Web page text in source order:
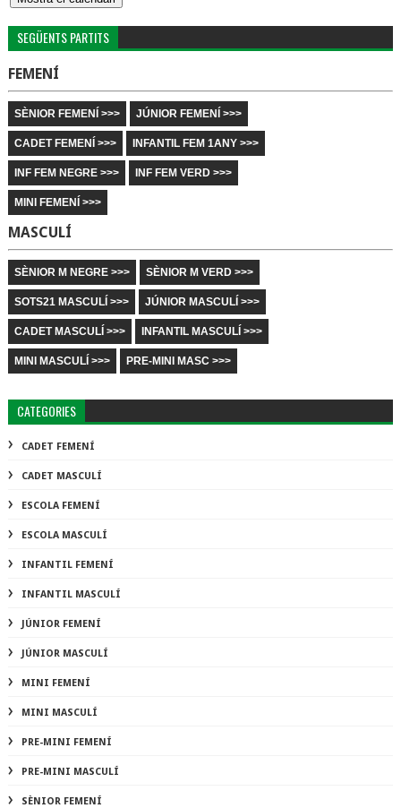
SEGÜENTS PARTITS
FEMENÍ
SÈNIOR FEMENÍ >>> JÚNIOR FEMENÍ >>>
CADET FEMENÍ >>> INFANTIL FEM 1ANY >>>
INF FEM NEGRE >>> INF FEM VERD >>>
MINI FEMENÍ >>>
MASCULÍ
SÈNIOR M NEGRE >>> SÈNIOR M VERD >>>
SOTS21 MASCULÍ >>> JÚNIOR MASCULÍ >>>
CADET MASCULÍ >>> INFANTIL MASCULÍ >>>
MINI MASCULÍ >>> PRE-MINI MASC >>>
CATEGORIES
CADET FEMENÍ
CADET MASCULÍ
ESCOLA FEMENÍ
ESCOLA MASCULÍ
INFANTIL FEMENÍ
INFANTIL MASCULÍ
JÚNIOR FEMENÍ
JÚNIOR MASCULÍ
MINI FEMENÍ
MINI MASCULÍ
PRE-MINI FEMENÍ
PRE-MINI MASCULÍ
SÈNIOR FEMENÍ